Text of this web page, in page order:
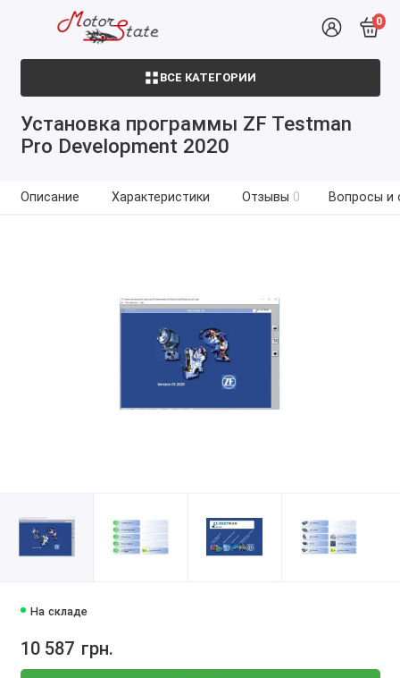
0
ВСЕ КАТЕГОРИИ
Установка программы ZF Testman
Pro Development 2020
Описание Характеристики Отзывы 0 Вопросы и
На складе
10 587 грн.